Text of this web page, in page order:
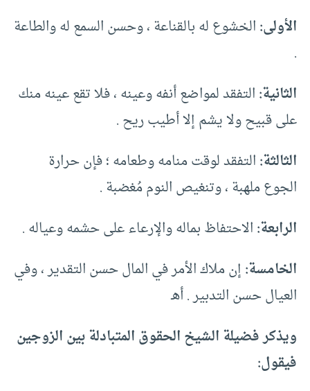
الأولى:الخشوع له بالقناعة ، وحسن السمع له والطاعة
.
الثانية:التفقد لمواضع أنفه وعينه ، فلا تقع عينه منك
على قبيح ولا يشم إلا أطيب ريح .
الثالثة:التفقد لوقت منامه وطعامه ؛ فإن حرارة
الجوع ملهبة ، وتنغيص النوم مُغضبة .
الرابعة:الاحتفاظ بماله والإرعاء على حشمه وعياله .
الخامسة:إن ملاك الأمر في المال حسن التقدير ، وفي
العيال حسن التدبير . أهـ
ويذكر فضيلة الشيخ الحقوق المتبادلة بين الزوجين
فيقول: